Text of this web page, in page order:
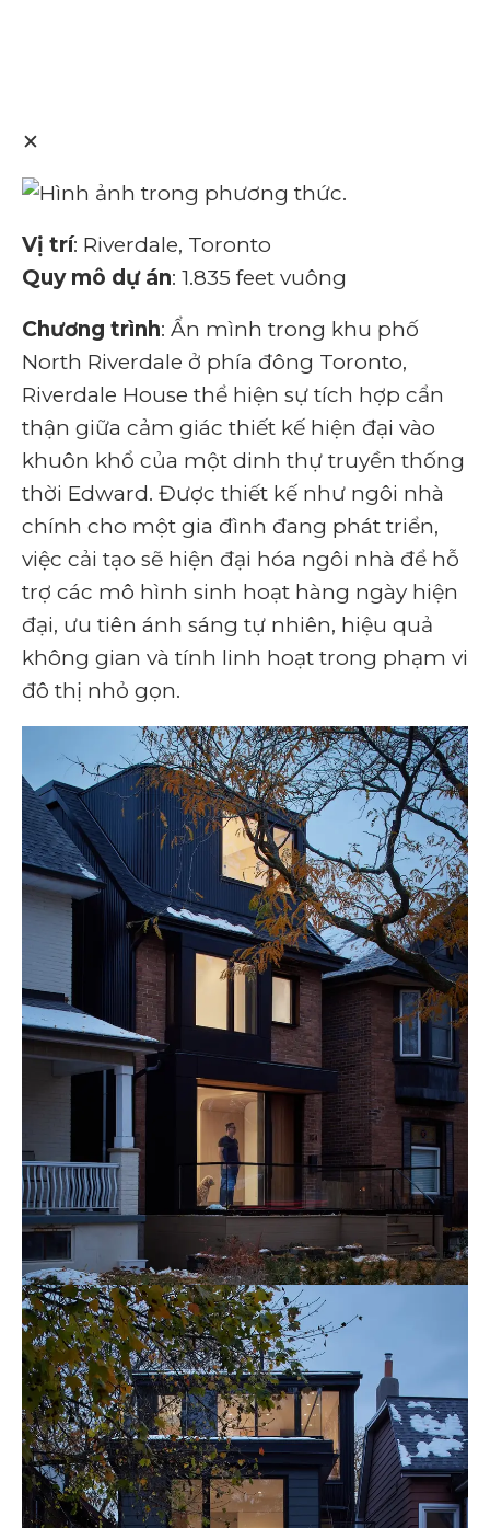
✕
Vị trí: Riverdale, Toronto
Quy mô dự án: 1.835 feet vuông
Chương trình: Ẩn mình trong khu phố
North Riverdale ở phía đông Toronto,
Riverdale House thể hiện sự tích hợp cẩn
thận giữa cảm giác thiết kế hiện đại vào
khuôn khổ của một dinh thự truyền thống
thời Edward. Được thiết kế như ngôi nhà
chính cho một gia đình đang phát triển,
việc cải tạo sẽ hiện đại hóa ngôi nhà để hỗ
trợ các mô hình sinh hoạt hàng ngày hiện
đại, ưu tiên ánh sáng tự nhiên, hiệu quả
không gian và tính linh hoạt trong phạm vi
đô thị nhỏ gọn.